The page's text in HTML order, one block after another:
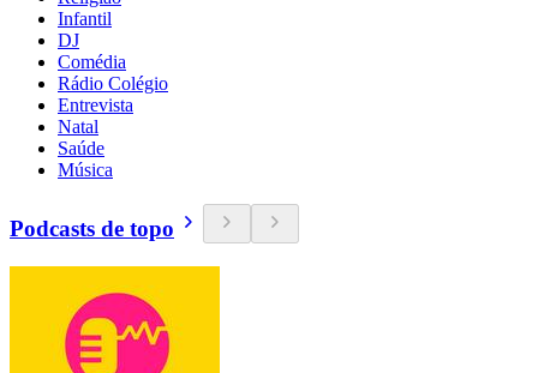
Infantil
DJ
Comédia
Rádio Colégio
Entrevista
Natal
Saúde
Música
Podcasts de topo